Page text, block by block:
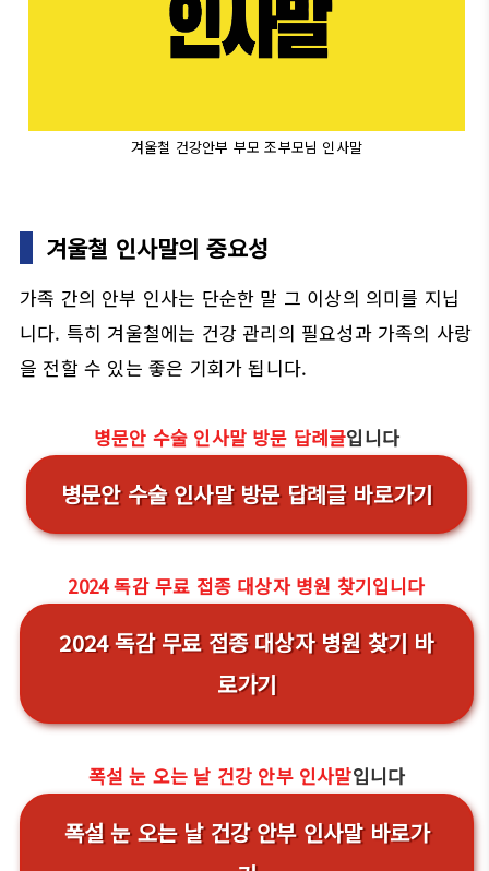
겨울철 건강안부 부모 조부모님 인사말
겨울철 인사말의 중요성
가족 간의 안부 인사는 단순한 말 그 이상의 의미를 지닙
니다. 특히 겨울철에는 건강 관리의 필요성과 가족의 사랑
을 전할 수 있는 좋은 기회가 됩니다.
병문안 수술 인사말 방문 답례글입니다
병문안 수술 인사말 방문 답례글 바로가기
2024 독감 무료 접종 대상자 병원 찾기입니다
2024 독감 무료 접종 대상자 병원 찾기 바
로가기
폭설 눈 오는 날 건강 안부 인사말입니다
폭설 눈 오는 날 건강 안부 인사말 바로가